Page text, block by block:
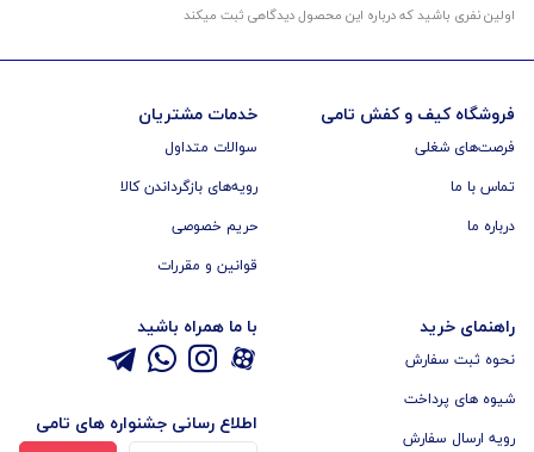
اولین نفری باشید که درباره این محصول دیدگاهی ثبت میکند
فروشگاه کیف و کفش تامی
فرصت‌های شغلی
تماس با ما
درباره ما
خدمات مشتریان
سوالات متداول
رویه‌های بازگرداندن کالا
حریم خصوصی
قوانین و مقررات
راهنمای خرید
نحوه ثبت سفارش
شیوه های پرداخت
رویه ارسال سفارش
با ما همراه باشید
اطلاع رسانی جشنواره های تامی